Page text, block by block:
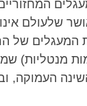
שלעולם
המעגלים של
מנטליות)
העמוקה,